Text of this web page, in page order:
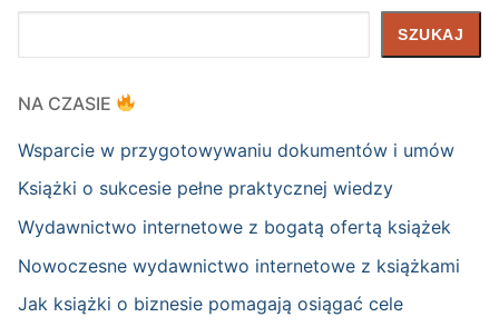
SZUKAJ
NA CZASIE
Wsparcie w przygotowywaniu dokumentów i umów
Książki o sukcesie pełne praktycznej wiedzy
Wydawnictwo internetowe z bogatą ofertą książek
Nowoczesne wydawnictwo internetowe z książkami
Jak książki o biznesie pomagają osiągać cele